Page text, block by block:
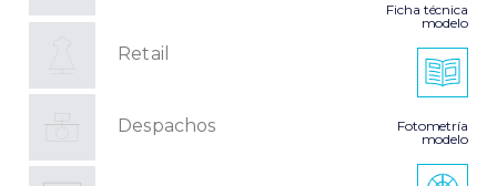
Retail
Despachos
Ficha técnica
modelo
Fotometría
modelo